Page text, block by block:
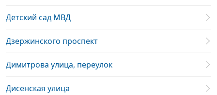
Детский сад МВД
Дзержинского проспект
Димитрова улица, переулок
Дисенская улица